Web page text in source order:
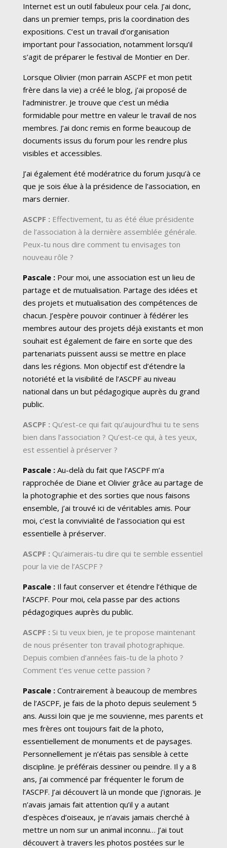
Internet est un outil fabuleux pour cela. J’ai donc,
dans un premier temps, pris la coordination des
expositions. C’est un travail d’organisation
important pour l’association, notamment lorsqu’il
s’agit de préparer le festival de Montier en Der.
Lorsque Olivier (mon parrain ASCPF et mon petit
frère dans la vie) a créé le blog, j’ai proposé de
l’administrer. Je trouve que c’est un média
formidable pour mettre en valeur le travail de nos
membres. J’ai donc remis en forme beaucoup de
documents issus du forum pour les rendre plus
visibles et accessibles.
J’ai également été modératrice du forum jusqu’à ce
que je sois élue à la présidence de l’association, en
mars dernier.
ASCPF : Effectivement, tu as été élue présidente
de l’association à la dernière assemblée générale.
Peux-tu nous dire comment tu envisages ton
nouveau rôle ?
Pascale : Pour moi, une association est un lieu de
partage et de mutualisation. Partage des idées et
des projets et mutualisation des compétences de
chacun. J’espère pouvoir continuer à fédérer les
membres autour des projets déjà existants et mon
souhait est également de faire en sorte que des
partenariats puissent aussi se mettre en place
dans les régions. Mon objectif est d’étendre la
notoriété et la visibilité de l’ASCPF au niveau
national dans un but pédagogique auprès du grand
public.
ASCPF : Qu’est-ce qui fait qu’aujourd’hui tu te sens
bien dans l’association ? Qu’est-ce qui, à tes yeux,
est essentiel à préserver ?
Pascale : Au-delà du fait que l’ASCPF m’a
rapprochée de Diane et Olivier grâce au partage de
la photographie et des sorties que nous faisons
ensemble, j’ai trouvé ici de véritables amis. Pour
moi, c’est la convivialité de l’association qui est
essentielle à préserver.
ASCPF : Qu’aimerais-tu dire qui te semble essentiel
pour la vie de l’ASCPF ?
Pascale : Il faut conserver et étendre l’éthique de
l’ASCPF. Pour moi, cela passe par des actions
pédagogiques auprès du public.
ASCPF : Si tu veux bien, je te propose maintenant
de nous présenter ton travail photographique.
Depuis combien d’années fais-tu de la photo ?
Comment t’es venue cette passion ?
Pascale : Contrairement à beaucoup de membres
de l’ASCPF, je fais de la photo depuis seulement 5
ans. Aussi loin que je me souvienne, mes parents et
mes frères ont toujours fait de la photo,
essentiellement de monuments et de paysages.
Personnellement je n’étais pas sensible à cette
discipline. Je préférais dessiner ou peindre. Il y a 8
ans, j’ai commencé par fréquenter le forum de
l’ASCPF. J’ai découvert là un monde que j’ignorais. Je
n’avais jamais fait attention qu’il y a autant
d’espèces d’oiseaux, je n’avais jamais cherché à
mettre un nom sur un animal inconnu… J’ai tout
découvert à travers les photos postées sur le